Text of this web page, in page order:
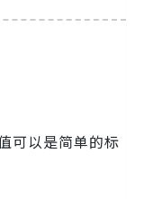
可以是简单的标